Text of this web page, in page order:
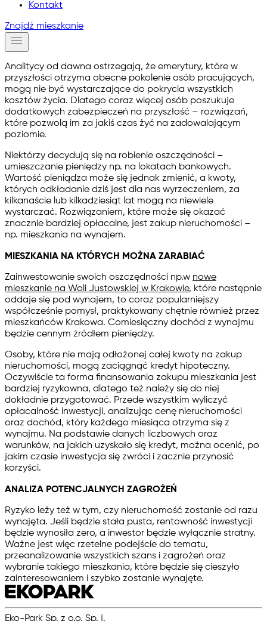
Kontakt
Znajdź mieszkanie
Analitycy od dawna ostrzegają, że emerytury, które w
przyszłości otrzyma obecne pokolenie osób pracujących,
mogą nie być wystarczające do pokrycia wszystkich
kosztów życia. Dlatego coraz więcej osób poszukuje
dodatkowych zabezpieczeń na przyszłość – rozwiązań,
które pozwolą im za jakiś czas żyć na zadowalającym
poziomie.
Niektórzy decydują się na robienie oszczędności –
umieszczanie pieniędzy np. na lokatach bankowych.
Wartość pieniądza może się jednak zmienić, a kwoty,
których odkładanie dziś jest dla nas wyrzeczeniem, za
kilkanaście lub kilkadziesiąt lat mogą na niewiele
wystarczać. Rozwiązaniem, które może się okazać
znacznie bardziej opłacalne, jest zakup nieruchomości –
np. mieszkania na wynajem.
MIESZKANIA NA KTÓRYCH MOŻNA ZARABIAĆ
Zainwestowanie swoich oszczędności np.w nowe
mieszkanie na Woli Justowskiej w Krakowie, które następnie
oddaje się pod wynajem, to coraz popularniejszy
współcześnie pomysł, praktykowany chętnie również przez
mieszkańców Krakowa. Comiesięczny dochód z wynajmu
będzie cennym źródłem pieniędzy.
Osoby, które nie mają odłożonej całej kwoty na zakup
nieruchomości, mogą zaciągnąć kredyt hipoteczny.
Oczywiście ta forma finansowania zakupu mieszkania jest
bardziej ryzykowna, dlatego też należy się do niej
dokładnie przygotować. Przede wszystkim wyliczyć
opłacalność inwestycji, analizując cenę nieruchomości
oraz dochód, który każdego miesiąca otrzyma się z
wynajmu. Na podstawie danych liczbowych oraz
warunków, na jakich uzyskało się kredyt, można ocenić, po
jakim czasie inwestycja się zwróci i zacznie przynosić
korzyści.
ANALIZA POTENCJALNYCH ZAGROŻEŃ
Ryzyko leży też w tym, czy nieruchomość zostanie od razu
wynajęta. Jeśli będzie stała pusta, rentowność inwestycji
będzie wynosiła zero, a inwestor będzie wyłącznie stratny.
Ważne jest więc rzetelne podejście do tematu,
przeanalizowanie wszystkich szans i zagrożeń oraz
wybranie takiego mieszkania, które będzie się cieszyło
zainteresowaniem i szybko zostanie wynajęte.
Eko-Park Sp. z o.o. Sp. j.